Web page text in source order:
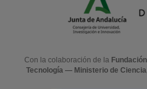
Con la colaboración de la
Tecnología — Ministerio de